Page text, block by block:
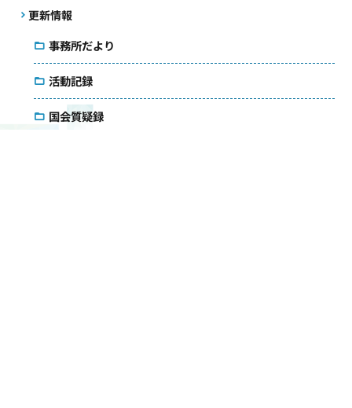
更新情報
事務所だより
活動記録
国会質疑録